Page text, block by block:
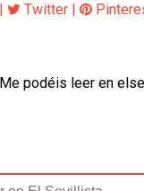
| Twitter |
podéis leer en